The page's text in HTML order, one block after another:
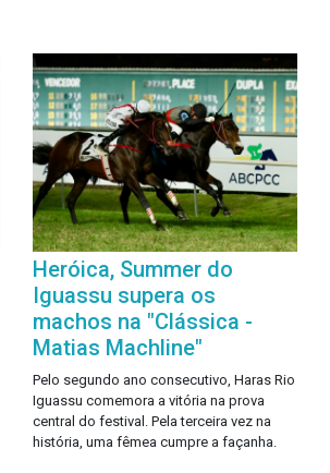
Heróica, Summer do
Iguassu supera os
machos na "Clássica -
Matias Machline"
Pelo segundo ano consecutivo, Haras Rio
Iguassu comemora a vitória na prova
central do festival. Pela terceira vez na
história, uma fêmea cumpre a façanha.